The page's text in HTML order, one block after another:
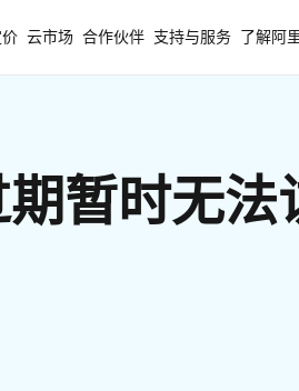
云市场 合作伙伴 支持与服务 了解阿
暂时无法